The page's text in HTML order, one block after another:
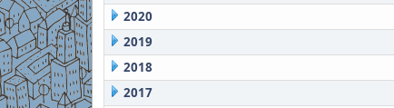
2020
2019
2018
2017